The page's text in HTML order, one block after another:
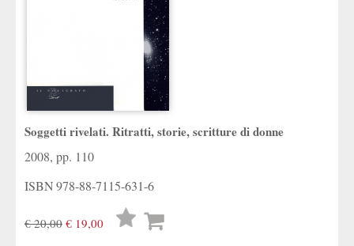
Soggetti rivelati. Ritratti, storie, scritture di donne
2008, pp. 110
ISBN978-88-7115-631-6
€ 20,00 € 19,00
Lista